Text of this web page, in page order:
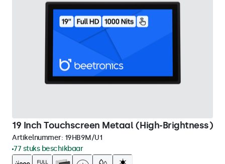
19 Inch Touchscreen Metaal (High-Brightness)
Artikelnummer: 19HB9M/U1
77 stuks beschikbaar